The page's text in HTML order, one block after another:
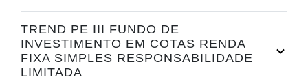
TREND PE III FUNDO DE
INVESTIMENTO EM COTAS RENDA
FIXA SIMPLES RESPONSABILIDADE
LIMITADA